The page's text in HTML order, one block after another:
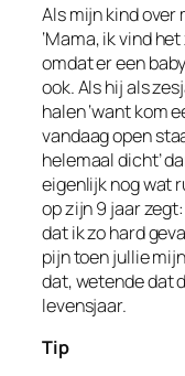
Als mijn kind
‘Mama, ik vind
omdat er een
ook. Als hij als
halen ‘want kom
vandaag open
helemaal dicht’
eigenlijk nog wat
op zijn 9 jaar
dat ik zo hard
pijn toen jullie
dat, wetende dat
levensjaar.
Tip